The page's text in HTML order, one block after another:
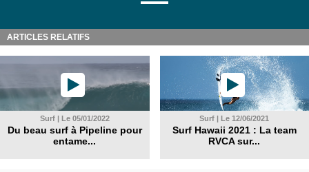
ARTICLES RELATIFS
Surf | Le 05/01/2022
Du beau surf à Pipeline pour
entame...
Surf | Le 12/06/2021
Surf Hawaii 2021 : La team
RVCA sur...